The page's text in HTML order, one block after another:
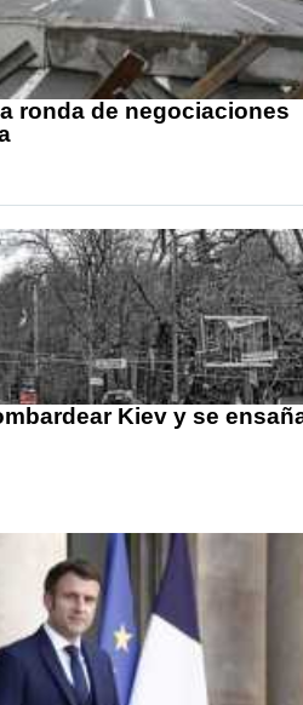
ronda de negociaciones
Kiev y se